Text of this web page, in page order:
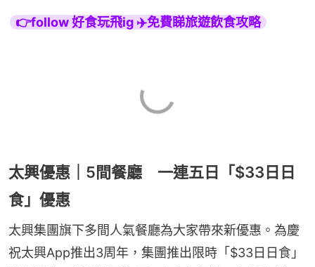
👉follow 好食玩飛ig ✈️免費睇旅遊飲食攻略
太興優惠｜5間餐廳 一連五日「$33日日
食」優惠
太興集團旗下多間人氣餐廳為大家帶來新優惠。為慶
祝太興App推出3周年，集團推出限時「$33日日食」